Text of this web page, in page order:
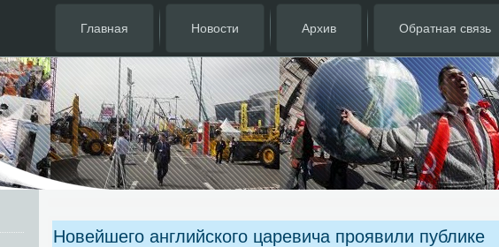
Главная Новости Архив Обратная связь
Новейшего английского царевича проявили публике